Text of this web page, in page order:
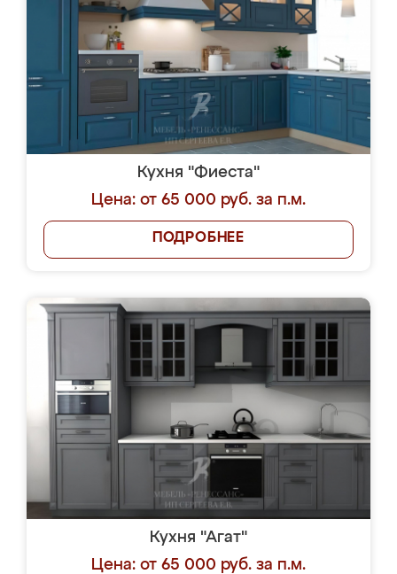
Кухня "Фиеста"
Цена: от 65 000 руб. за п.м.
ПОДРОБНЕЕ
Кухня "Агат"
Цена: от 65 000 руб. за п.м.